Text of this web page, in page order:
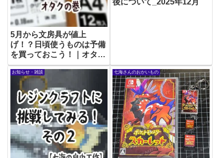
5月から文房具が値上
げ！？日頃使うものは予備
を買っておこう！｜オタク
のぼやき
後について_2025年12月
お知らせ・雑談 七海さんのおかいもの